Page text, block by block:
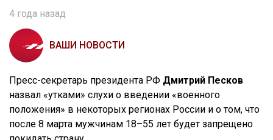
4 года назад
ВАШИ НОВОСТИ
Пресс-секретарь президента РФ Дмитрий Песков
назвал «утками» слухи о введении «военного
положения» в некоторых регионах России и о том, что
после 8 марта мужчинам 18–55 лет будет запрещено